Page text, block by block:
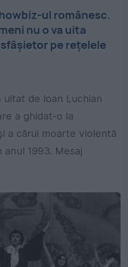
ul românesc.
nu o va uita
pe rețelele
uitat de Ioan Luchian
a ghidat-o la
a cărui moarte violentă
anul 1993. Mesaj